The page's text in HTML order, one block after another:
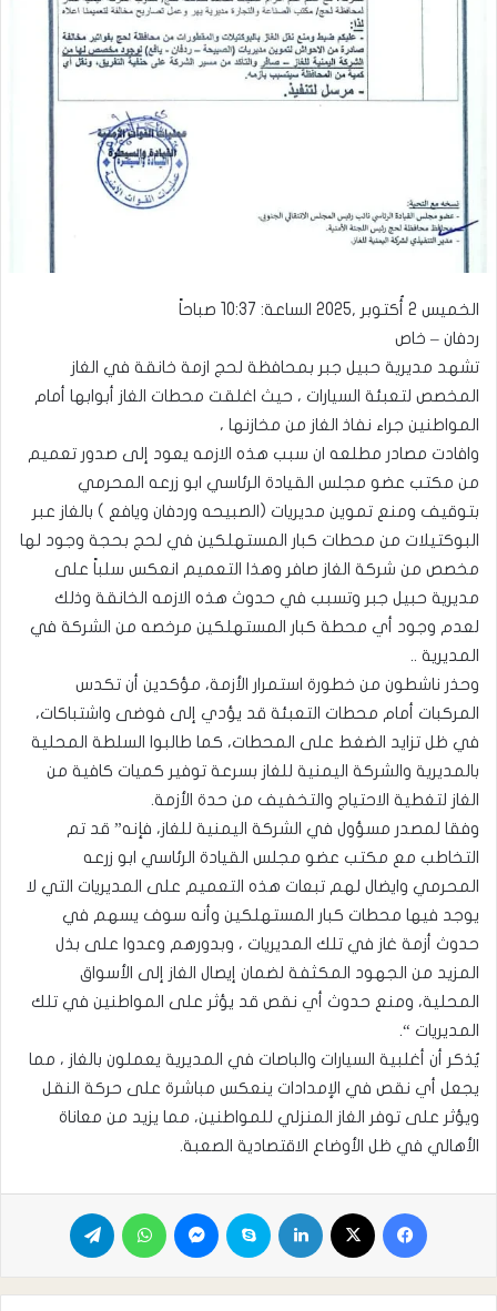
الخميس 2 أُكتوبر ,2025 الساعة: 10:37 صباحاً
ردفان – خاص
تشهد مديرية حبيل جبر بمحافظة لحج ازمة خانقة في الغاز
المخصص لتعبئة السيارات ، حيث اغلقت محطات الغاز أبوابها أمام
المواطنين جراء نفاذ الغاز من مخازنها ،
وافادت مصادر مطلعه ان سبب هذه الازمه يعود إلى صدور تعميم
من مكتب عضو مجلس القيادة الرئاسي ابو زرعه المحرمي
بتوقيف ومنع تموين مديريات (الصبيحه وردفان ويافع ) بالغاز عبر
البوكتيلات من محطات كبار المستهلكين في لحج بحجة وجود لها
مخصص من شركة الغاز صافر وهذا التعميم انعكس سلباً على
مديرية حبيل جبر وتسبب في حدوث هذه الازمه الخانقة وذلك
لعدم وجود أي محطة كبار المستهلكين مرخصه من الشركة في
المديرية ..
وحذر ناشطون من خطورة استمرار الأزمة، مؤكدين أن تكدس
المركبات أمام محطات التعبئة قد يؤدي إلى فوضى واشتباكات،
في ظل تزايد الضغط على المحطات، كما طالبوا السلطة المحلية
بالمديرية والشركة اليمنية للغاز بسرعة توفير كميات كافية من
الغاز لتغطية الاحتياج والتخفيف من حدة الأزمة.
وفقا لمصدر مسؤول في الشركة اليمنية للغاز، فإنه” قد تم
التخاطب مع مكتب عضو مجلس القيادة الرئاسي ابو زرعه
المحرمي وايضال لهم تبعات هذه التعميم على المديريات التي لا
يوجد فيها محطات كبار المستهلكين وأنه سوف يسهم في
حدوث أزمة غاز في تلك المديريات ، وبدورهم وعدوا على بذل
المزيد من الجهود المكثفة لضمان إيصال الغاز إلى الأسواق
المحلية، ومنع حدوث أي نقص قد يؤثر على المواطنين في تلك
المديريات “.
يُذكر أن أغلبية السيارات والباصات في المديرية يعملون بالغاز ، مما
يجعل أي نقص في الإمدادات ينعكس مباشرة على حركة النقل
ويؤثر على توفر الغاز المنزلي للمواطنين، مما يزيد من معاناة
الأهالي في ظل الأوضاع الاقتصادية الصعبة.